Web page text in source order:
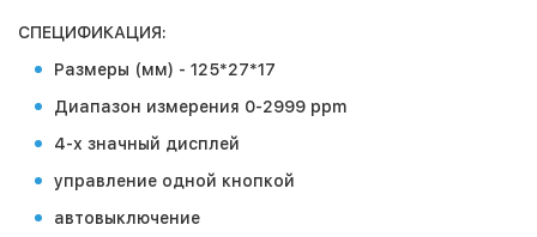
СПЕЦИФИКАЦИЯ:
Размеры (мм) - 125*27*17
Диапазон измерения 0-2999 ppm
4-х значный дисплей
управление одной кнопкой
автовыключение